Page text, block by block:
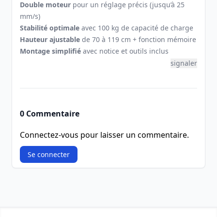
Double moteur pour un réglage précis (jusqu’à 25
mm/s)
Stabilité optimale avec 100 kg de capacité de charge
Hauteur ajustable de 70 à 119 cm + fonction mémoire
Montage simplifié avec notice et outils inclus
signaler
0 Commentaire
Connectez-vous pour laisser un commentaire.
Se connecter